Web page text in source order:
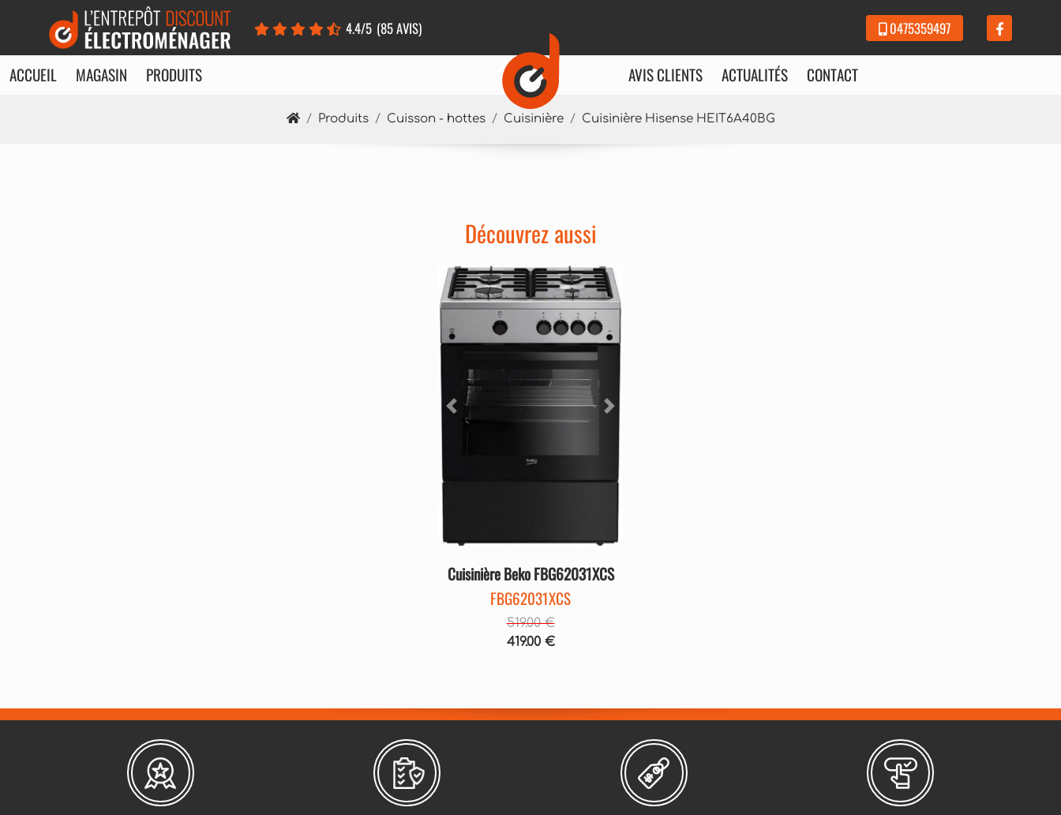
4.4/5 (85 AVIS) 0475359497
ACCUEIL MAGASIN PRODUITS AVIS CLIENTS ACTUALITÉS CONTACT
Produits Cuisson - hottes Cuisinière Cuisinière Hisense HEIT6A40BG
Découvrez aussi
Précédent Suivant
Cuisinière Beko FBG62031XCS
FBG62031XCS
519.00 €
419.00 €
Panneau de gestion des cookies